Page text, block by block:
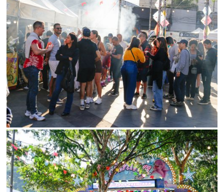
Limite de download
Status